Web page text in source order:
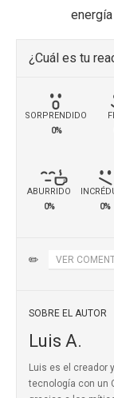
¿Cuál es tu
SORPRENDIDO
0%
ABURRIDO
0%
0%
✏️ VER
SOBRE EL AUTOR
Luis A.
Luis es el creador
tecnología con un